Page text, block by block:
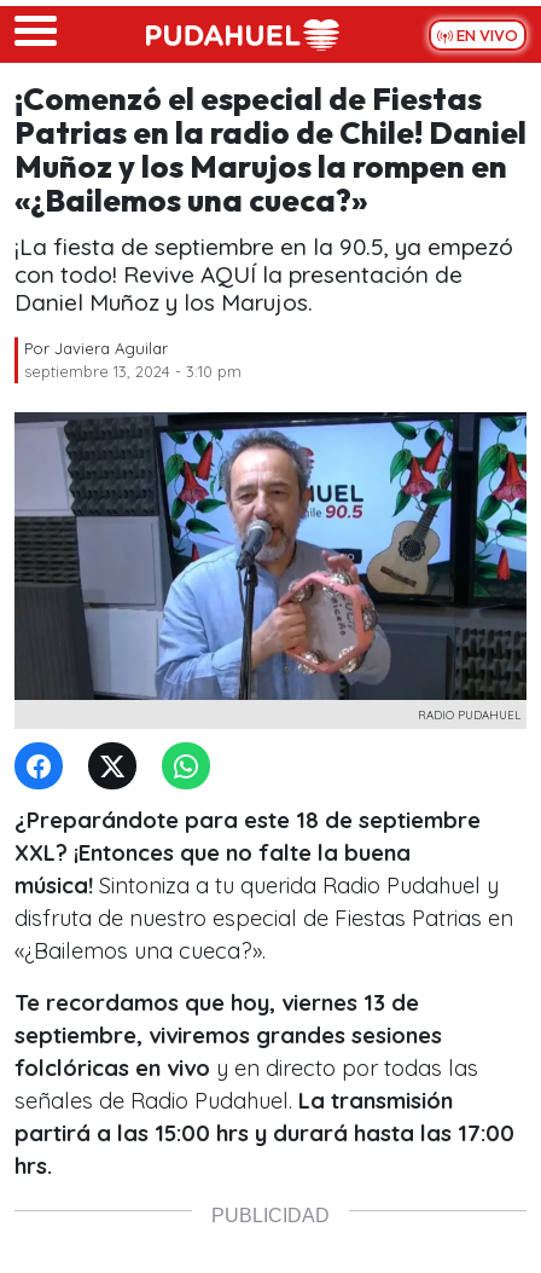
Skip to main content
EN VIVO
¡Comenzó el especial de Fiestas
Patrias en la radio de Chile! Daniel
Muñoz y los Marujos la rompen en
«¿Bailemos una cueca?»
¡La fiesta de septiembre en la 90.5, ya empezó
con todo! Revive AQUÍ la presentación de
Daniel Muñoz y los Marujos.
Por Javiera Aguilar
septiembre 13, 2024 - 3:10 pm
RADIO PUDAHUEL
¿Preparándote para este 18 de septiembre
XXL? ¡Entonces que no falte la buena
música! Sintoniza a tu querida Radio Pudahuel y
disfruta de nuestro especial de Fiestas Patrias en
«¿Bailemos una cueca?».
Te recordamos que hoy, viernes 13 de
septiembre, viviremos grandes sesiones
folclóricas en vivo y en directo por todas las
señales de Radio Pudahuel. La transmisión
partirá a las 15:00 hrs y durará hasta las 17:00
hrs.